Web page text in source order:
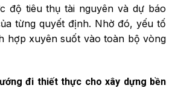
độ tiêu thụ tài nguyên và dự báo
từng quyết định. Nhờ đó, yếu tố
hợp xuyên suốt vào toàn bộ vòng
đi thiết thực cho xây dựng bền